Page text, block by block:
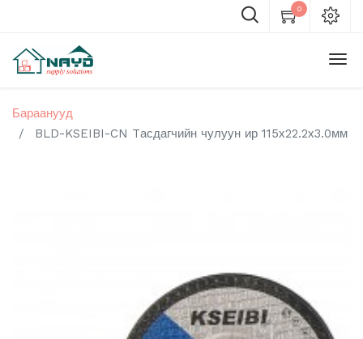
0
Бараанууд
BLD-KSEIBI-CN Tасдагчийн чулуун ир 115х22.2х3.0мм